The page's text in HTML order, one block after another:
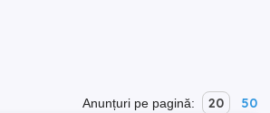
Anunțuri pe pagină: 20 50